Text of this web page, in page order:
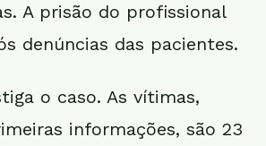
A prisão do profissional
denúncias das pacientes.
o caso. As vítimas,
informações, são 23